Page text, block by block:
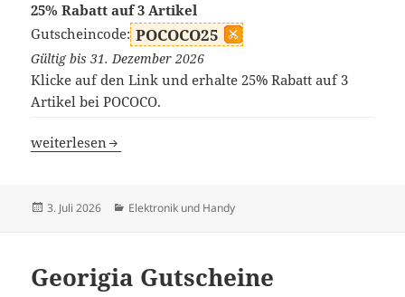
25% Rabatt auf 3 Artikel
Gutscheincode: POCOCO25
Gültig bis 31. Dezember 2026
Klicke auf den Link und erhalte 25% Rabatt auf 3
Artikel bei POCOCO.
POCOCO Gutscheine
weiterlesen
Veröffentlicht
3. Juli 2026 Kategorien
Elektronik und Handy
Georigia Gutscheine